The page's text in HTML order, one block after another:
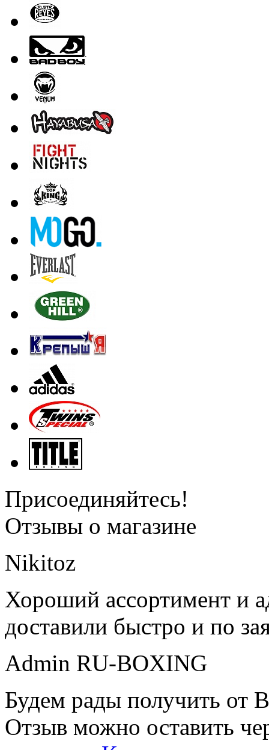
Присоединяйтесь!
Отзывы о магазине
Nikitoz
Хороший ассортимент и
доставили быстро и по
Admin RU-BOXING
Будем рады получить от
Отзыв можно оставить